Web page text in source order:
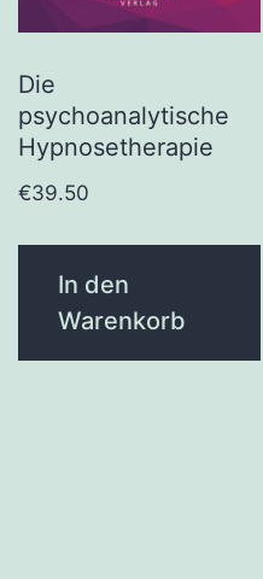
Die
psychoanalytische
Hypnosetherapie
€39.50
In den
Warenkorb